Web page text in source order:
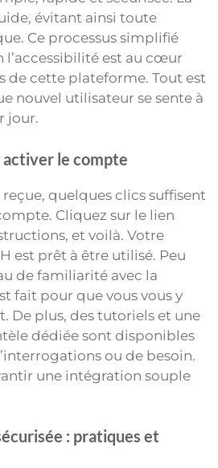
évitant ainsi toute
Ce processus simplifié
est au cœur
de cette plateforme. Tout est
nouvel utilisateur se sente à
jour.
activer le compte
quelques clics suffisent
Cliquez sur le lien
et voilà. Votre
est prêt à être utilisé. Peu
de familiarité avec la
fait pour que vous vous y
De plus, des tutoriels et une
dédiée sont disponibles
ou de besoin.
une intégration souple
: pratiques et